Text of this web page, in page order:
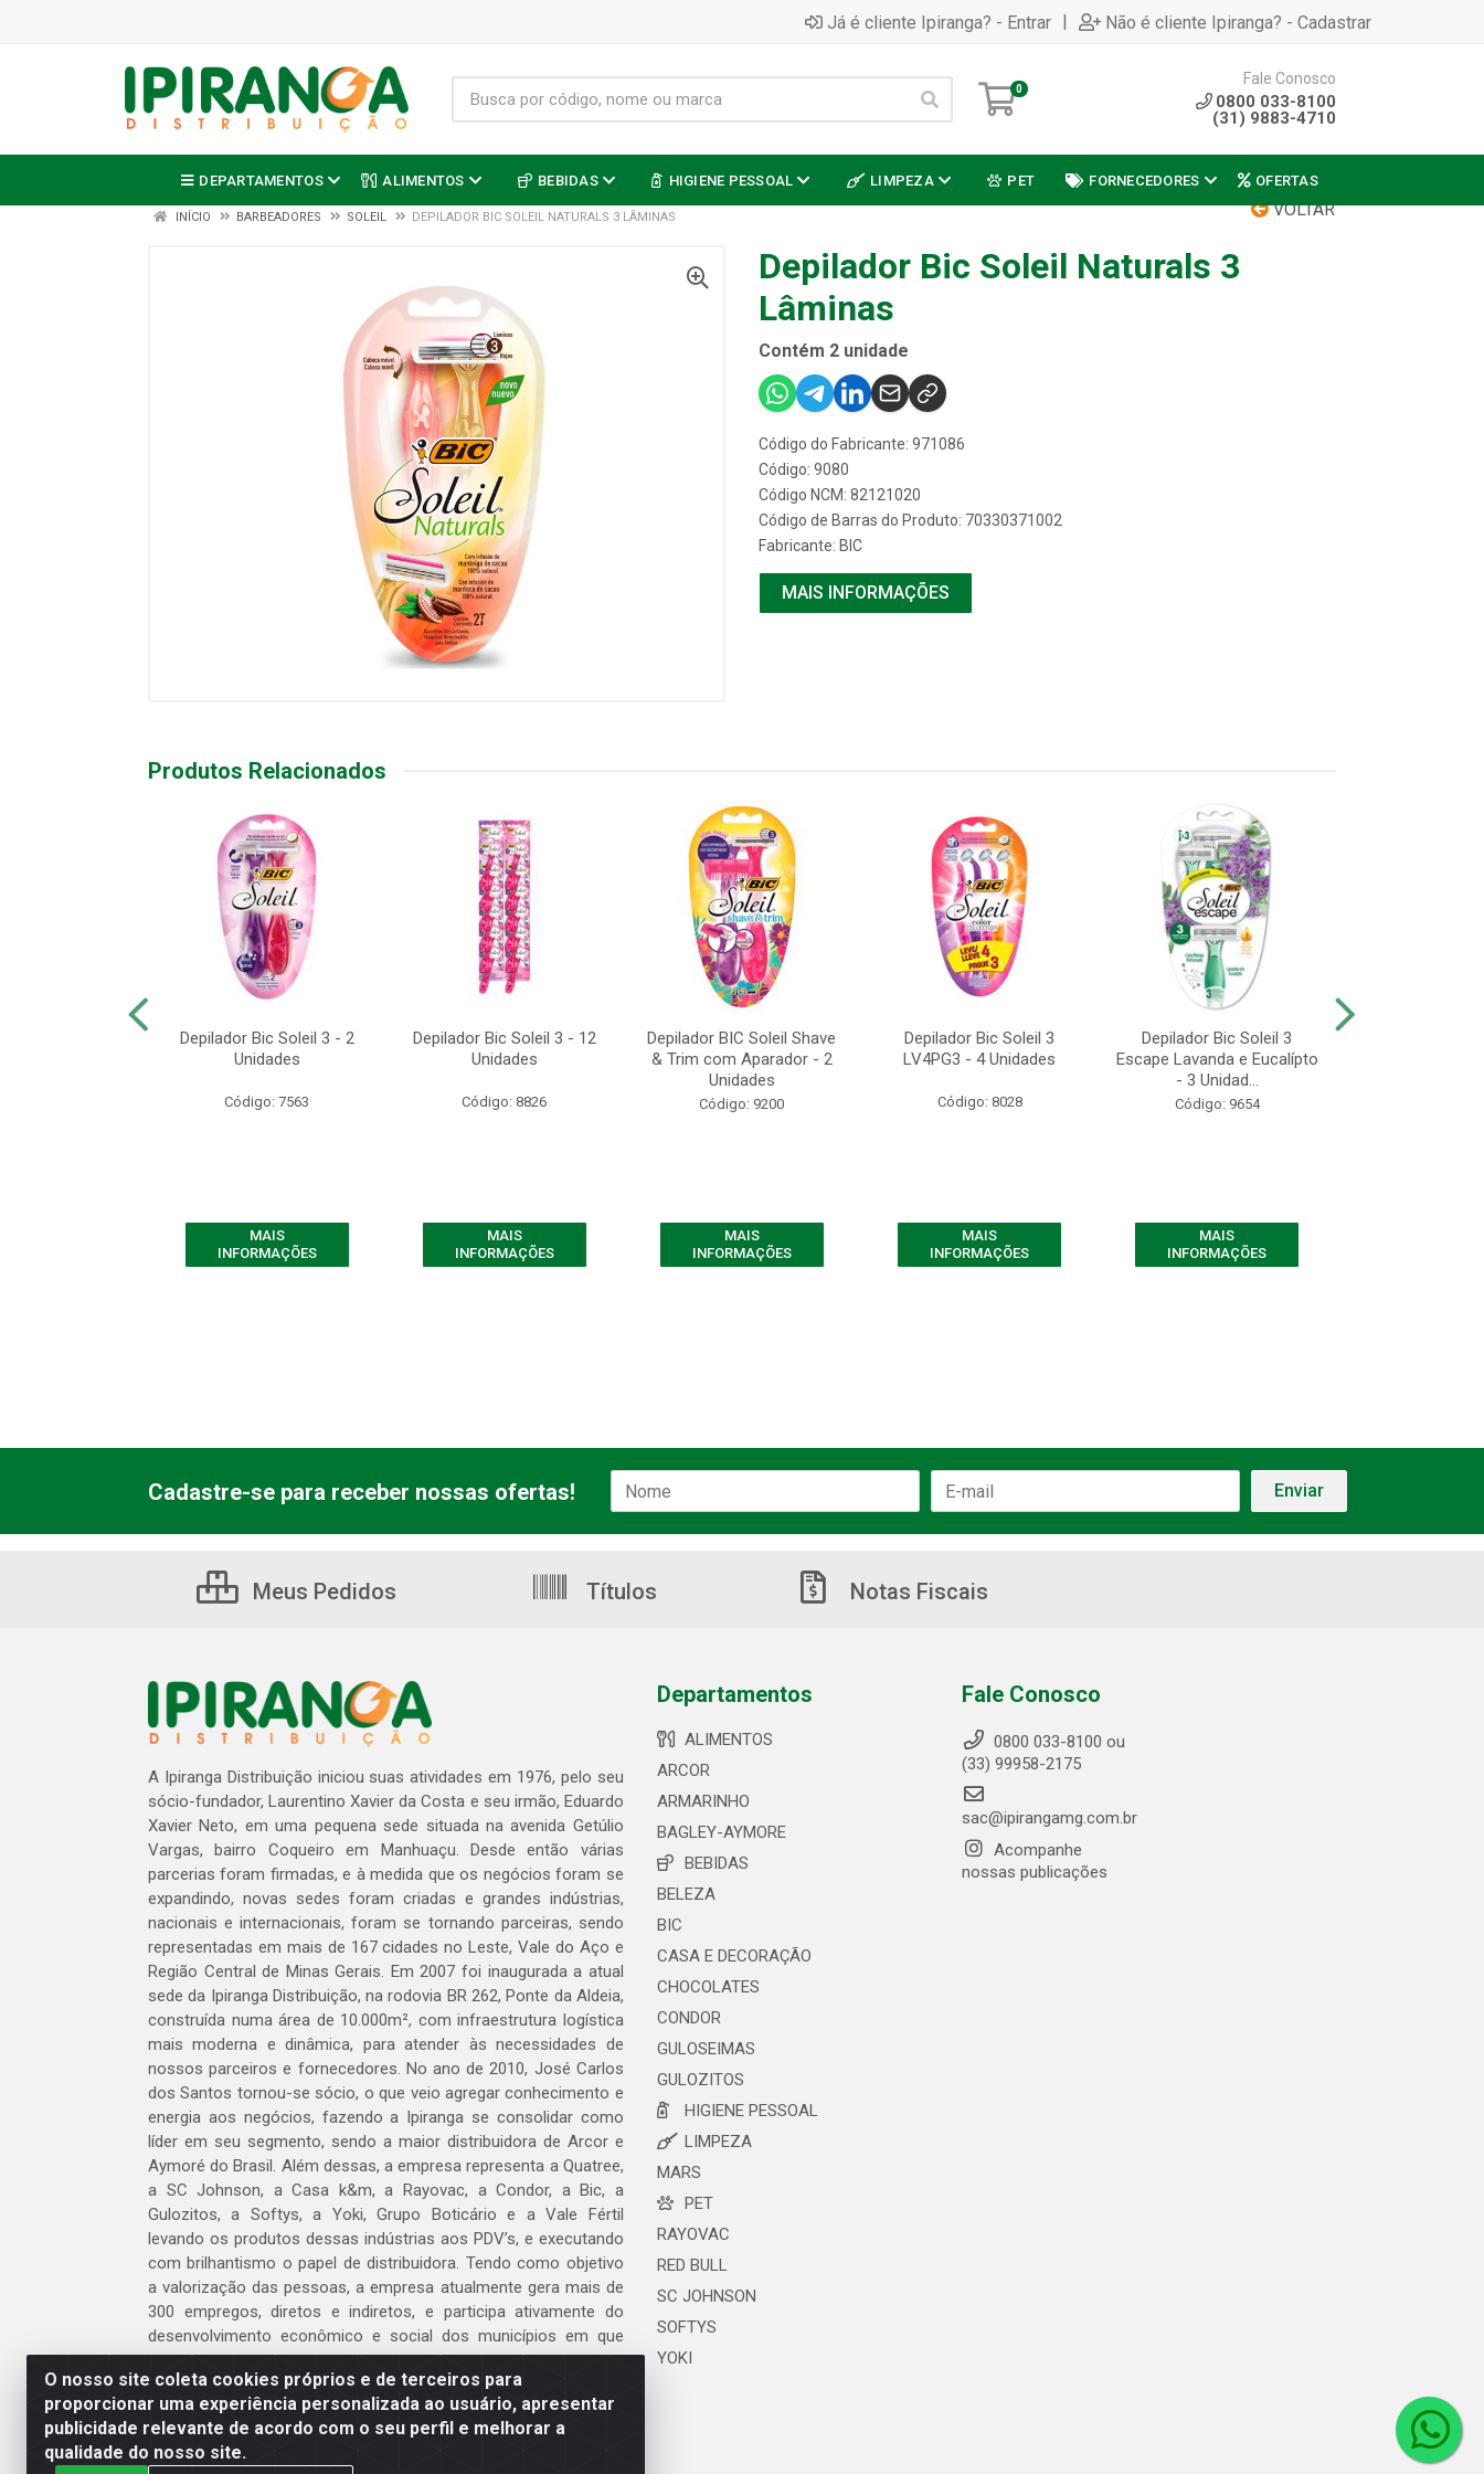
Já é cliente Ipiranga? - Entrar | Não é cliente Ipiranga? - Cadastrar
0
Fale Conosco
0800 033-8100
(31) 9883-4710
DEPARTAMENTOS ALIMENTOS BEBIDAS HIGIENE PESSOAL LIMPEZA PET FORNECEDORES OFERTAS
VOLTAR
INÍCIO BARBEADORES SOLEIL DEPILADOR BIC SOLEIL NATURALS 3 LÂMINAS
Depilador Bic Soleil Naturals 3
Lâminas
Contém 2 unidade
Código do Fabricante: 971086
Código: 9080
Código NCM: 82121020
Código de Barras do Produto: 70330371002
Fabricante: BIC
MAIS INFORMAÇÕES
Produtos Relacionados
Depilador Bic Soleil 3 - 2
Unidades
Código: 7563
MAIS
INFORMAÇÕES
Depilador Bic Soleil 3 - 12
Unidades
Código: 8826
MAIS
INFORMAÇÕES
Depilador BIC Soleil Shave
& Trim com Aparador - 2
Unidades
Código: 9200
MAIS
INFORMAÇÕES
Depilador Bic Soleil 3
LV4PG3 - 4 Unidades
Código: 8028
MAIS
INFORMAÇÕES
Depilador Bic Soleil 3
Escape Lavanda e Eucalípto
- 3 Unidad...
Código: 9654
MAIS
INFORMAÇÕES
O nosso site coleta cookies próprios e de terceiros para
proporcionar uma experiência personalizada ao usuário, apresentar
publicidade relevante de acordo com o seu perfil e melhorar a
qualidade do nosso site.
Cadastre-se para receber nossas ofertas!
Meus Pedidos Títulos Notas Fiscais
A Ipiranga Distribuição iniciou suas atividades em 1976, pelo seu
sócio-fundador, Laurentino Xavier da Costa e seu irmão, Eduardo
Xavier Neto, em uma pequena sede situada na avenida Getúlio
Vargas, bairro Coqueiro em Manhuaçu. Desde então várias
parcerias foram firmadas, e à medida que os negócios foram se
expandindo, novas sedes foram criadas e grandes indústrias,
nacionais e internacionais, foram se tornando parceiras, sendo
representadas em mais de 167 cidades no Leste, Vale do Aço e
Região Central de Minas Gerais. Em 2007 foi inaugurada a atual
sede da Ipiranga Distribuição, na rodovia BR 262, Ponte da Aldeia,
construída numa área de 10.000m², com infraestrutura logística
mais moderna e dinâmica, para atender às necessidades de
nossos parceiros e fornecedores. No ano de 2010, José Carlos
dos Santos tornou-se sócio, o que veio agregar conhecimento e
energia aos negócios, fazendo a Ipiranga se consolidar como
líder em seu segmento, sendo a maior distribuidora de Arcor e
Aymoré do Brasil. Além dessas, a empresa representa a Quatree,
a SC Johnson, a Casa k&m, a Rayovac, a Condor, a Bic, a
Gulozitos, a Softys, a Yoki, Grupo Boticário e a Vale Fértil
levando os produtos dessas indústrias aos PDV’s, e executando
com brilhantismo o papel de distribuidora. Tendo como objetivo
a valorização das pessoas, a empresa atualmente gera mais de
300 empregos, diretos e indiretos, e participa ativamente do
desenvolvimento econômico e social dos municípios em que
atua.
Venha fazer parte do nosso time!
Clique aqui
Departamentos
ALIMENTOS
ARCOR
ARMARINHO
BAGLEY-AYMORE
BEBIDAS
BELEZA
BIC
CASA E DECORAÇÃO
CHOCOLATES
CONDOR
GULOSEIMAS
GULOZITOS
HIGIENE PESSOAL
LIMPEZA
MARS
PET
RAYOVAC
RED BULL
SC JOHNSON
SOFTYS
YOKI
Fale Conosco
0800 033-8100 ou
(33) 99958-2175
sac@ipirangamg.com.br
Acompanhe
nossas publicações